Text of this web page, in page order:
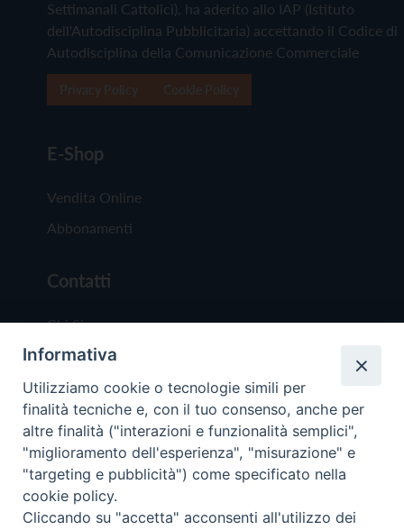
Settimanali Cattolici), ha aderito allo IAP (Istituto
dell'Autodisciplina Pubblicitaria) accettando il Codice di
Autodisciplina della Comunicazione Commerciale
E-Shop
Vendita Online
Abbonamenti
Contatti
Chi Siamo
Redazione
Scrivici
Copyright © 2019 - Tutti i diritti riservati - Vita
Informativa
Utilizziamo cookie o tecnologie simili per
finalità tecniche e, con il tuo consenso, anche per
altre finalità ("interazioni e funzionalità semplici",
"miglioramento dell'esperienza", "misurazione" e
"targeting e pubblicità") come specificato nella
cookie policy.
Cliccando su "accetta" acconsenti all'utilizzo dei